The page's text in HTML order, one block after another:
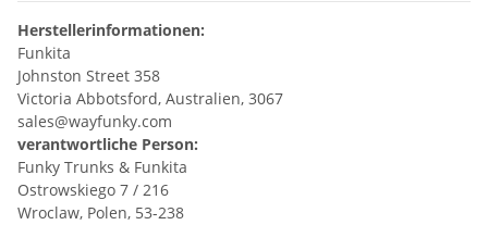
Herstellerinformationen:
Funkita
Johnston Street 358
Victoria Abbotsford, Australien, 3067
sales@wayfunky.com
verantwortliche Person:
Funky Trunks & Funkita
Ostrowskiego 7 / 216
Wroclaw, Polen, 53-238